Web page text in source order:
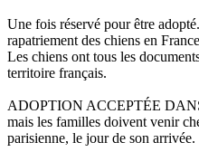
Une fois réservé pour être
rapatriement des chiens en
Les chiens ont tous les
territoire français.
ADOPTION ACCEPTÉE
mais les familles doivent venir
parisienne, le jour de son arrivée.